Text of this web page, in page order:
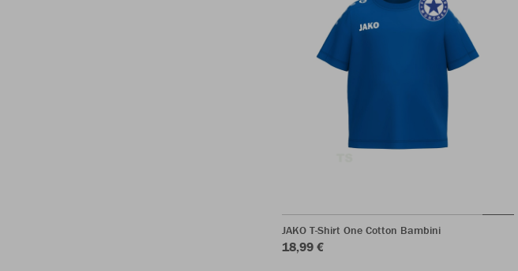
JAKO T-Shirt One Cotton Bambini
18,99 €